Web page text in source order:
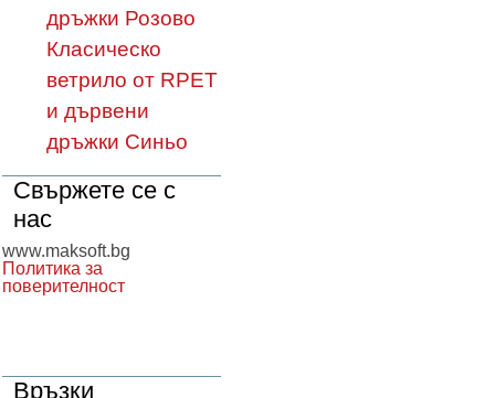
дръжки Розово
Класическо
ветрило от RPET
и дървени
дръжки Синьо
Свържете се с
нас
www.maksoft.bg
Политика за
поверителност
Връзки